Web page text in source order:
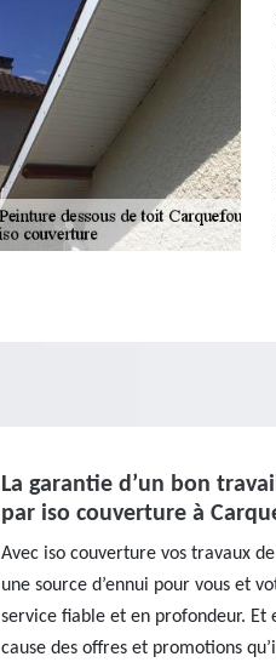
La garantie d’un bon
par iso couverture à
Avec iso couverture vos travaux
une source d’ennui pour vous et
service fiable et en profondeur. Et
cause des offres et promotions